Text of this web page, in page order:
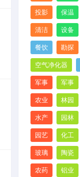
投影 保温
清洁 设备
餐饮 勘探
空气净化器
军事 军事
农业 林园
水产 园林
园艺 化工
玻璃 陶瓷
农药 铝业